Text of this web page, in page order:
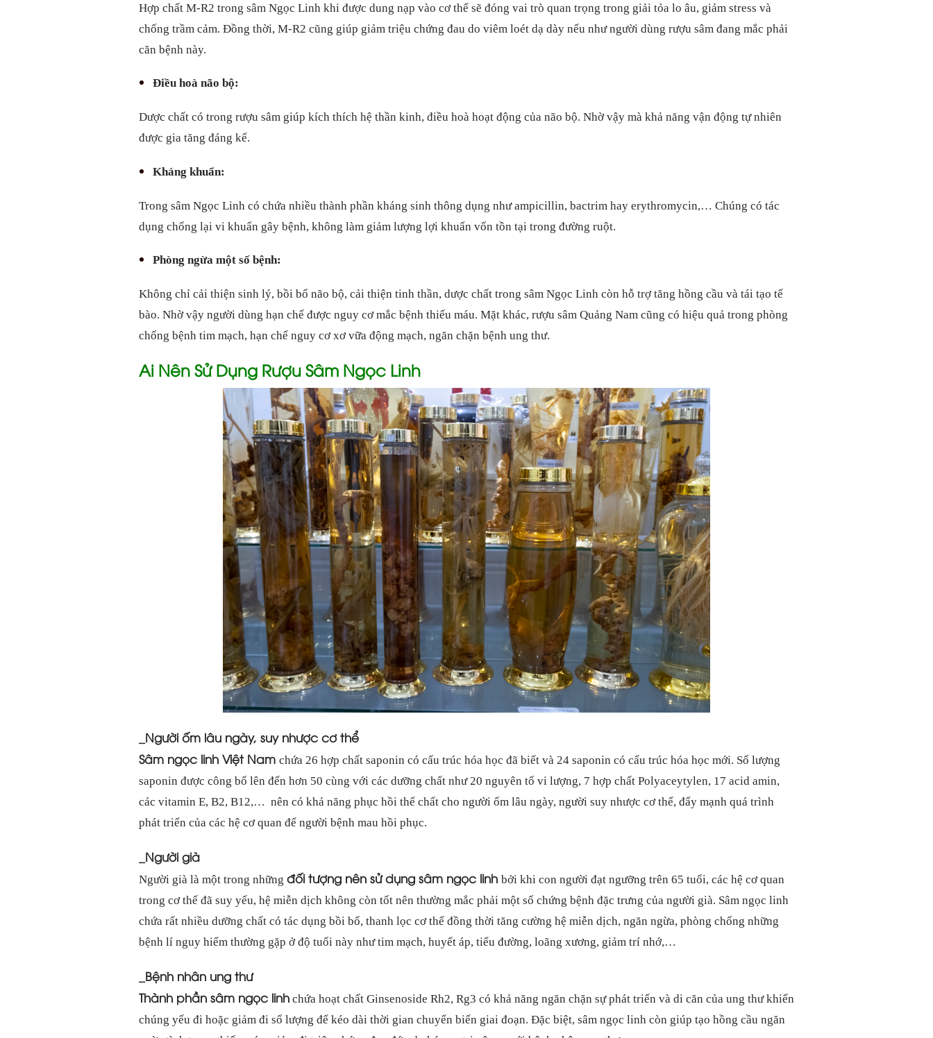
Hợp chất M-R2 trong sâm Ngọc Linh khi được dung nạp vào cơ thể sẽ đóng vai trò quan trọng trong giải tỏa lo âu, giảm stress và
chống trầm cảm. Đồng thời, M-R2 cũng giúp giảm triệu chứng đau do viêm loét dạ dày nếu như người dùng rượu sâm đang mắc phải
căn bệnh này.
Điều hoà não bộ:
Dược chất có trong rượu sâm giúp kích thích hệ thần kinh, điều hoà hoạt động của não bộ. Nhờ vậy mà khả năng vận động tự nhiên
được gia tăng đáng kể.
Kháng khuẩn:
Trong sâm Ngọc Linh có chứa nhiều thành phần kháng sinh thông dụng như ampicillin, bactrim hay erythromycin,… Chúng có tác
dụng chống lại vi khuẩn gây bệnh, không làm giảm lượng lợi khuẩn vốn tồn tại trong đường ruột.
Phòng ngừa một số bệnh:
Không chỉ cải thiện sinh lý, bồi bổ não bộ, cải thiện tinh thần, dược chất trong sâm Ngọc Linh còn hỗ trợ tăng hồng cầu và tái tạo tế
bào. Nhờ vậy người dùng hạn chế được nguy cơ mắc bệnh thiếu máu. Mặt khác, rượu sâm Quảng Nam cũng có hiệu quả trong phòng
chống bệnh tim mạch, hạn chế nguy cơ xơ vữa động mạch, ngăn chặn bệnh ung thư.
Ai Nên Sử Dụng Rượu Sâm Ngọc Linh
_Người ốm lâu ngày, suy nhược cơ thể
Sâm ngọc linh Việt Nam chứa 26 hợp chất saponin có cấu trúc hóa học đã biết và 24 saponin có cấu trúc hóa học mới. Số lượng
saponin được công bố lên đến hơn 50 cùng với các dưỡng chất như 20 nguyên tố vi lượng, 7 hợp chất Polyaceytylen, 17 acid amin,
các vitamin E, B2, B12,… nên có khả năng phục hồi thể chất cho người ốm lâu ngày, người suy nhược cơ thể, đẩy mạnh quá trình
phát triển của các hệ cơ quan để người bệnh mau hồi phục.
_Người già
Người già là một trong những đối tượng nên sử dụng sâm ngọc linh bởi khi con người đạt ngưỡng trên 65 tuổi, các hệ cơ quan
trong cơ thể đã suy yếu, hệ miễn dịch không còn tốt nên thường mắc phải một số chứng bệnh đặc trưng của người già. Sâm ngọc linh
chứa rất nhiều dưỡng chất có tác dụng bồi bổ, thanh lọc cơ thể đồng thời tăng cường hệ miễn dịch, ngăn ngừa, phòng chống những
bệnh lí nguy hiểm thường gặp ở độ tuổi này như tim mạch, huyết áp, tiểu đường, loãng xương, giảm trí nhớ,…
_Bệnh nhân ung thư
Thành phần sâm ngọc linhchứa hoạt chất Ginsenoside Rh2, Rg3 có khả năng ngăn chặn sự phát triển và di căn của ung thư khiến
chúng yếu đi hoặc giảm đi số lượng để kéo dài thời gian chuyển biến giai đoạn. Đặc biệt, sâm ngọc linh còn giúp tạo hồng cầu ngăn